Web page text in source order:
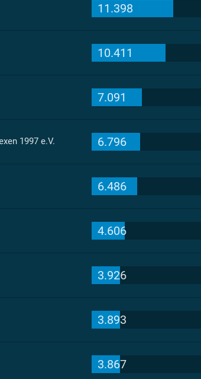
11.398
10.411
7.091
1997 e.V. 6.796
6.486
4.606
3.926
3.893
3.867